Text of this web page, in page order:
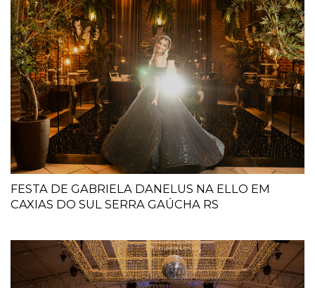
FESTA DE GABRIELA DANELUS NA ELLO EM
CAXIAS DO SUL SERRA GAÚCHA RS